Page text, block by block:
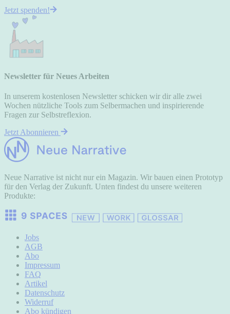
Jetzt spenden!
Newsletter für Neues Arbeiten
In unserem kostenlosen Newsletter schicken wir dir alle zwei
Wochen nützliche Tools zum Selbermachen und inspirierende
Fragen zur Selbstreflexion.
Jetzt Abonnieren
Neue Narrative ist nicht nur ein Magazin. Wir bauen einen Prototyp
für den Verlag der Zukunft. Unten findest du unsere weiteren
Produkte:
Jobs
AGB
Abo
Impressum
FAQ
Artikel
Datenschutz
Widerruf
Abo kündigen